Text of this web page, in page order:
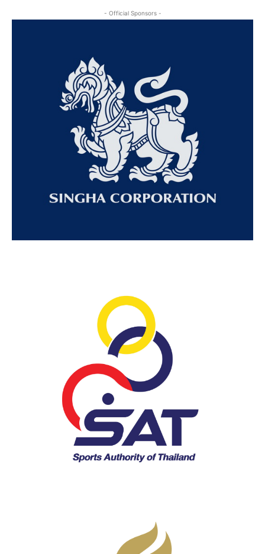
- Official Sponsors -